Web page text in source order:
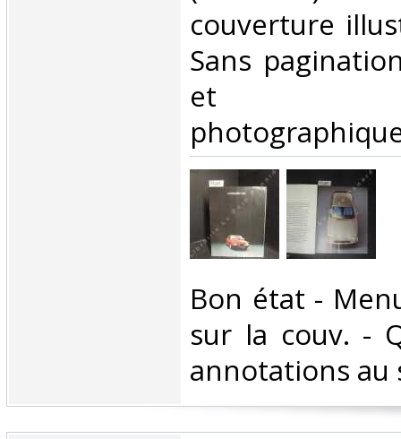
couverture
Sans
et
‎Bon état -
sur la couv. -
annotations au